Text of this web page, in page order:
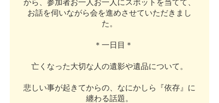
から 参加者お一 人 お一 人 に スポッ ト を当てて
お話を伺いながら会を進めさせていただき ま し
た 。
＊ 一 日 目 ＊
亡 く なった大切な 人 の遺影や遺品について 。
悲 しい事が起き てからの なにかし ら 『依存 』 に
纏わる話題 。